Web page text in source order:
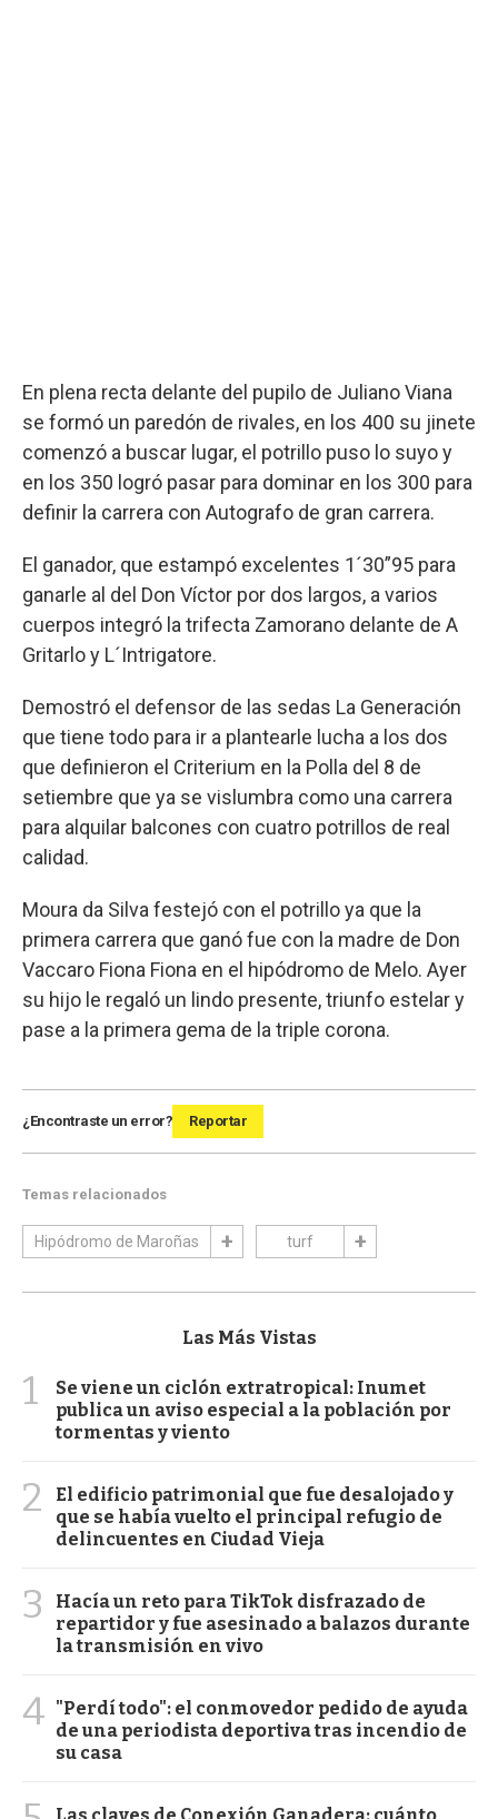
En plena recta delante del pupilo de Juliano Viana
se formó un paredón de rivales, en los 400 su jinete
comenzó a buscar lugar, el potrillo puso lo suyo y
en los 350 logró pasar para dominar en los 300 para
definir la carrera con Autografo de gran carrera.
El ganador, que estampó excelentes 1´30”95 para
ganarle al del Don Víctor por dos largos, a varios
cuerpos integró la trifecta Zamorano delante de A
Gritarlo y L´Intrigatore.
Demostró el defensor de las sedas La Generación
que tiene todo para ir a plantearle lucha a los dos
que definieron el Criterium en la Polla del 8 de
setiembre que ya se vislumbra como una carrera
para alquilar balcones con cuatro potrillos de real
calidad.
Moura da Silva festejó con el potrillo ya que la
primera carrera que ganó fue con la madre de Don
Vaccaro Fiona Fiona en el hipódromo de Melo. Ayer
su hijo le regaló un lindo presente, triunfo estelar y
pase a la primera gema de la triple corona.
¿Encontraste un error? Reportar
Temas relacionados
Hipódromo de Maroñas turf
Las Más Vistas
1
Se viene un ciclón extratropical: Inumet
publica un aviso especial a la población por
tormentas y viento
2
El edificio patrimonial que fue desalojado y
que se había vuelto el principal refugio de
delincuentes en Ciudad Vieja
3
Hacía un reto para TikTok disfrazado de
repartidor y fue asesinado a balazos durante
la transmisión en vivo
4 "Perdí todo": el conmovedor pedido de ayuda
de una periodista deportiva tras incendio de
su casa